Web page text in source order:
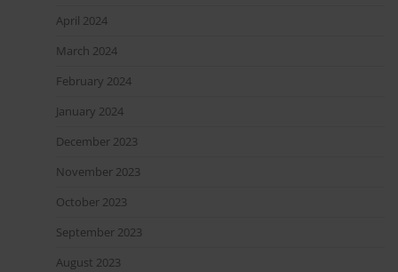
April 2024
March 2024
February 2024
January 2024
December 2023
November 2023
October 2023
September 2023
August 2023